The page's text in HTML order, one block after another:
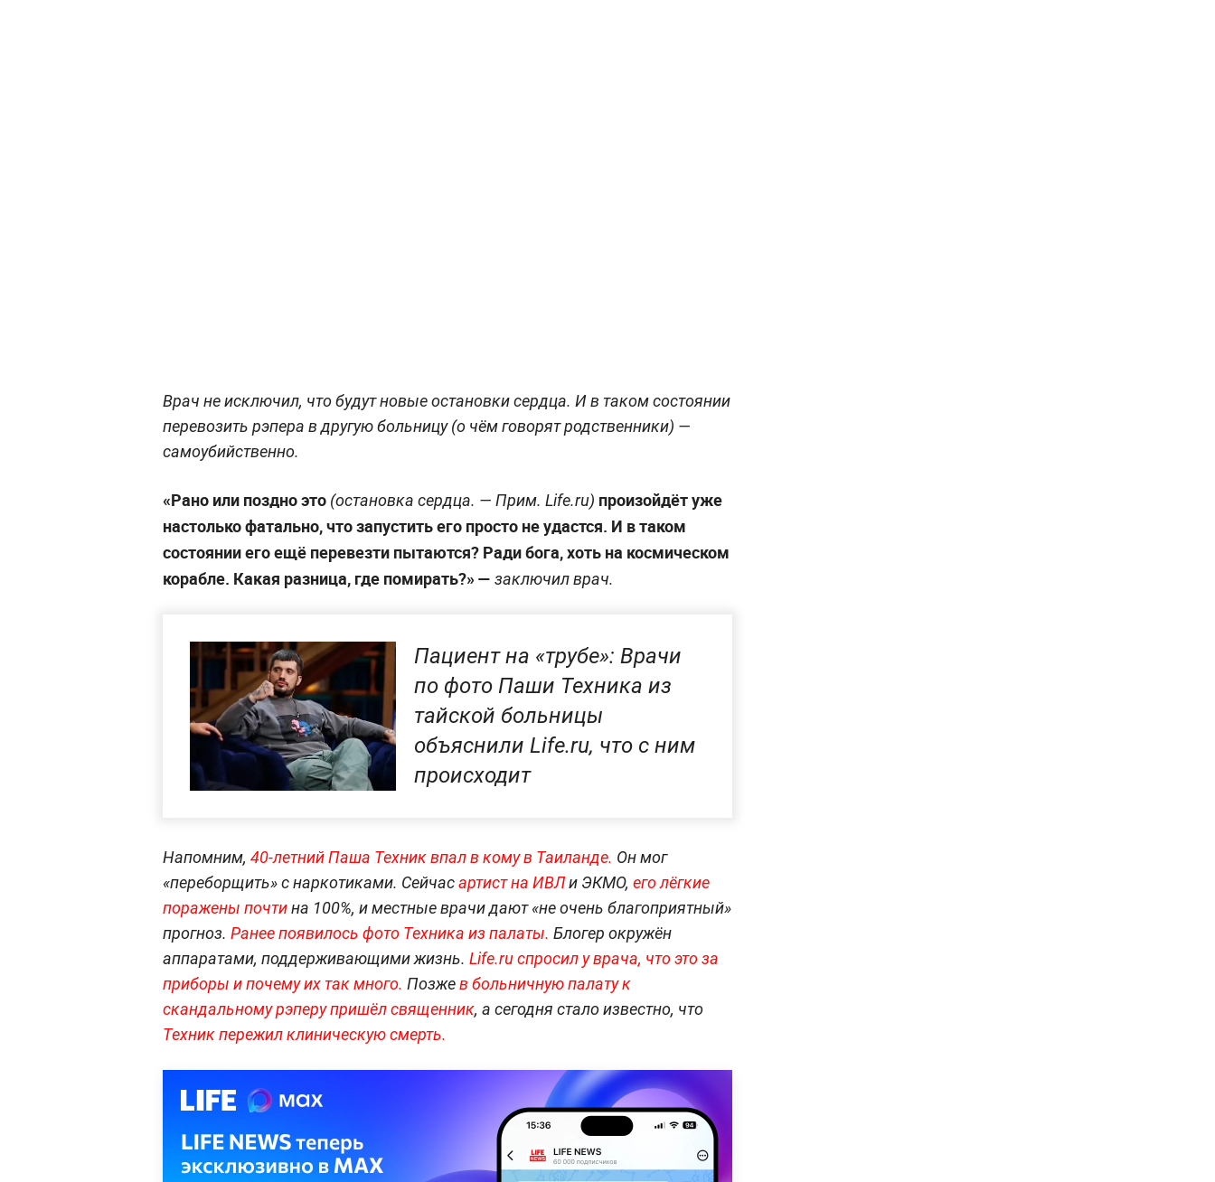
Врач не исключил, что будут новые остановки сердца. И в таком состоянии
перевозить рэпера в другую больницу (о чём говорят родственники) —
самоубийственно.
«Рано или поздно это (остановка сердца. — Прим. Life.ru) произойдёт уже
настолько фатально, что запустить его просто не удастся. И в таком
состоянии его ещё перевезти пытаются? Ради бога, хоть на космическом
корабле. Какая разница, где помирать?» — заключил врач.
Пациент на «трубе»: Врачи
по фото Паши Техника из
тайской больницы
объяснили Life.ru, что с ним
происходит
Напомним, 40-летний Паша Техник впал в кому в Таиланде. Он мог
«переборщить» с наркотиками. Сейчасартист на ИВЛи ЭКМО, его лёгкие
поражены почтина 100%, и местные врачи дают «не очень благоприятный»
прогноз. Ранее появилось фото Техника из палаты. Блогер окружён
аппаратами, поддерживающими жизнь. Life.ru спросил у врача, что это за
приборы и почему их так много. Позжев больничную палату к
скандальному рэперу пришёл священник, а сегодня стало известно, что
Техник пережил клиническую смерть.